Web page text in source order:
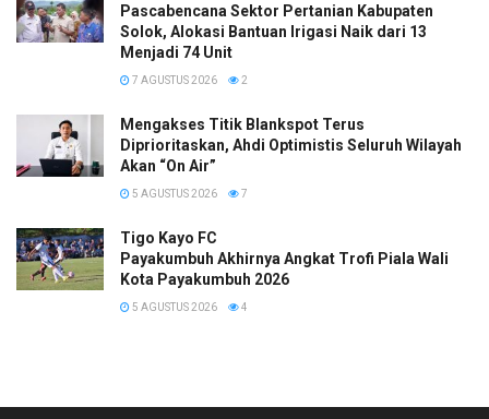
Pascabencana Sektor Pertanian Kabupaten
Solok, Alokasi Bantuan Irigasi Naik dari 13
Menjadi 74 Unit
7 AGUSTUS 2026 2
Mengakses Titik Blankspot Terus
Diprioritaskan, Ahdi Optimistis Seluruh Wilayah
Akan “On Air”
5 AGUSTUS 2026 7
Tigo Kayo FC
Payakumbuh Akhirnya Angkat Trofi Piala Wali
Kota Payakumbuh 2026
5 AGUSTUS 2026 4